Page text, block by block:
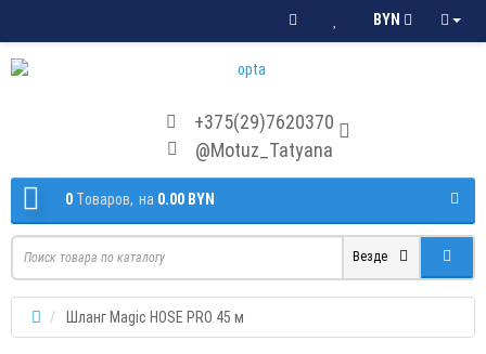
BYN
+375(29)7620370
@Motuz_Tatyana
0 Tоваров, на 0.00 BYN
Везде
Шланг Magic HOSE PRO 45 м